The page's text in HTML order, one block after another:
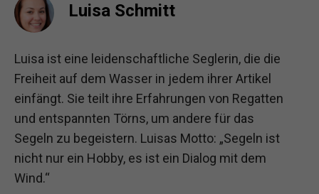
Luisa Schmitt
Luisa ist eine leidenschaftliche Seglerin, die die
Freiheit auf dem Wasser in jedem ihrer Artikel
einfängt. Sie teilt ihre Erfahrungen von Regatten
und entspannten Törns, um andere für das
Segeln zu begeistern. Luisas Motto: „Segeln ist
nicht nur ein Hobby, es ist ein Dialog mit dem
Wind.“